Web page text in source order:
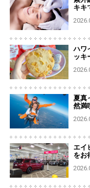
キキ
ハワ
ッキ
夏真
然満
エイ
をお